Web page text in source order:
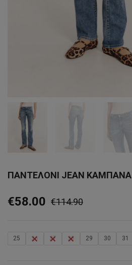
ΠΑΝΤΕΛΟΝΙ JEAN ΚΑΜΠΑΝΑ
€114.90Original
€58.00
Current
25 26 27 28 29 30 31